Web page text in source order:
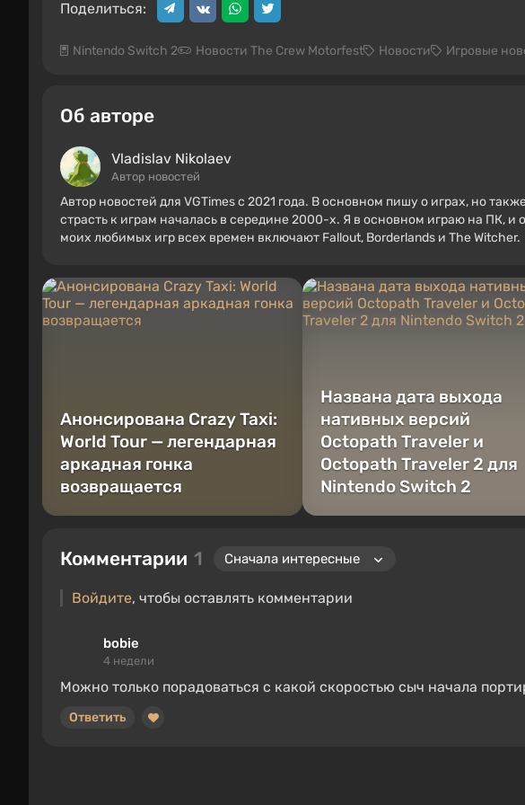
Поделиться:
Nintendo Switch 2 Новости The Crew Motorfest Новости Игровые
Об авторе
Vladislav Nikolaev
Автор новостей
Автор новостей для VGTimes с 2021 года. В основном пишу о играх, но
страсть к играм началась в середине 2000-х. Я в основном играю на ПК,
моих любимых игр всех времен включают Fallout, Borderlands и The Witcher.
Анонсирована Crazy Taxi:
World Tour — легендарная
аркадная гонка
возвращается
Названа дата выхода
нативных версий
Octopath Traveler и
Octopath Traveler 2 для
Nintendo Switch 2
Комментарии 1
Войдите, чтобы оставлять комментарии
bobie
4 недели
Можно только порадоваться с какой скоростью сыч начала
Ответить